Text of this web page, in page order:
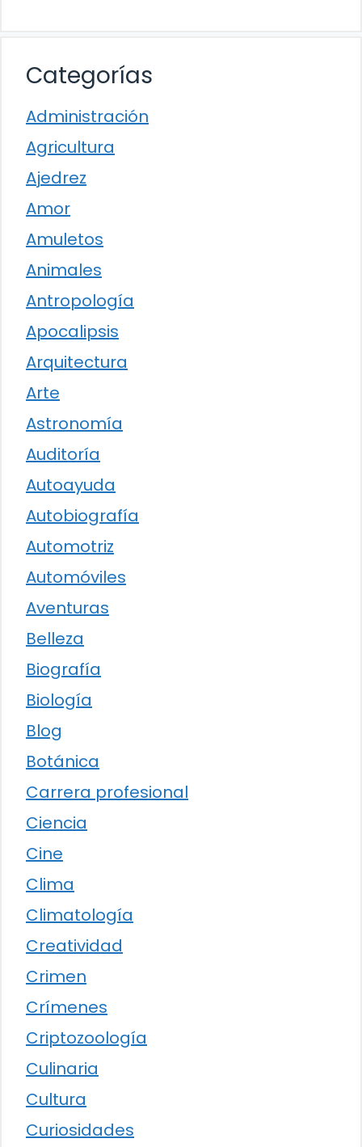
Categorías
Administración
Agricultura
Ajedrez
Amor
Amuletos
Animales
Antropología
Apocalipsis
Arquitectura
Arte
Astronomía
Auditoría
Autoayuda
Autobiografía
Automotriz
Automóviles
Aventuras
Belleza
Biografía
Biología
Blog
Botánica
Carrera profesional
Ciencia
Cine
Clima
Climatología
Creatividad
Crimen
Crímenes
Criptozoología
Culinaria
Cultura
Curiosidades